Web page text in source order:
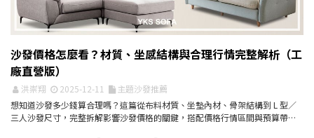
沙發價格怎麼看？材質、坐感結構與合理行情完整解析（工
廠直營版）
洪崇翔 2025-12-11
主題沙發推薦
想知道沙發多少錢算合理嗎？這篇從布料材質、坐墊內材、骨架結構到 L 型／
三人沙發尺寸，完整拆解影響沙發價格的關鍵，搭配價格行情區間與預算帶建